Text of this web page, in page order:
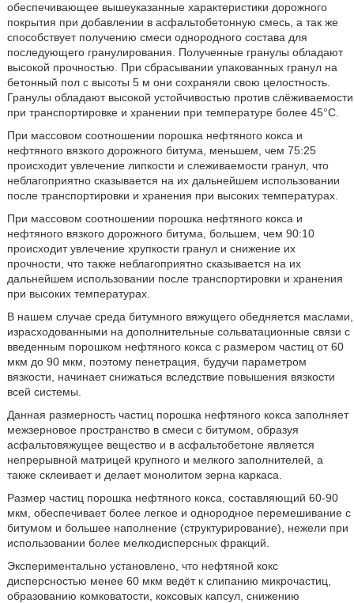
обеспечивающее вышеуказанные характеристики дорожного
покрытия при добавлении в асфальтобетонную смесь, а так же
способствует получению смеси однородного состава для
последующего гранулирования. Полученные гранулы обладают
высокой прочностью. При сбрасывании упакованных гранул на
бетонный пол с высоты 5 м они сохраняли свою целостность.
Гранулы обладают высокой устойчивостью против слёживаемости
при транспортировке и хранении при температуре более 45°С.
При массовом соотношении порошка нефтяного кокса и
нефтяного вязкого дорожного битума, меньшем, чем 75:25
происходит увлечение липкости и слеживаемости гранул, что
неблагоприятно сказывается на их дальнейшем использовании
после транспортировки и хранения при высоких температурах.
При массовом соотношении порошка нефтяного кокса и
нефтяного вязкого дорожного битума, большем, чем 90:10
происходит увлечение хрупкости гранул и снижение их
прочности, что также неблагоприятно сказывается на их
дальнейшем использовании после транспортировки и хранения
при высоких температурах.
В нашем случае среда битумного вяжущего обедняется маслами,
израсходованными на дополнительные сольватационные связи с
введенным порошком нефтяного кокса с размером частиц от 60
мкм до 90 мкм, поэтому пенетрация, будучи параметром
вязкости, начинает снижаться вследствие повышения вязкости
всей системы.
Данная размерность частиц порошка нефтяного кокса заполняет
межзерновое пространство в смеси с битумом, образуя
асфальтовяжущее вещество и в асфальтобетоне является
непрерывной матрицей крупного и мелкого заполнителей, а
также склеивает и делает монолитом зерна каркаса.
Размер частиц порошка нефтяного кокса, составляющий 60-90
мкм, обеспечивает более легкое и однородное перемешивание с
битумом и большее наполнение (структурирование), нежели при
использовании более мелкодисперсных фракций.
Экспериментально установлено, что нефтяной кокс
дисперсностью менее 60 мкм ведёт к слипанию микрочастиц,
образованию комковатости, коксовых капсул, снижению